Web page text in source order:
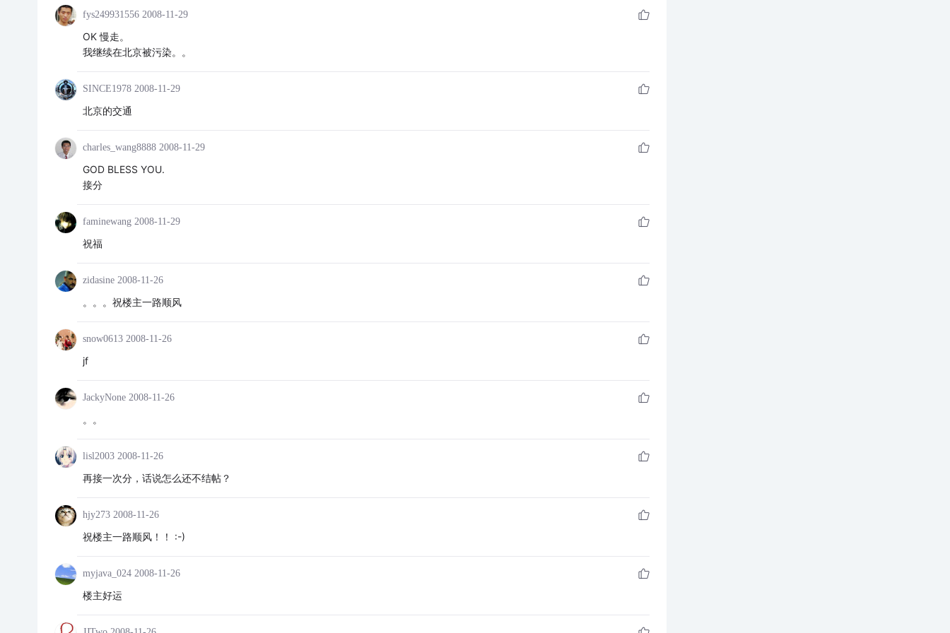
fys249931556 2008-11-29
OK 慢走。
我继续在北京被污染。。
SINCE1978 2008-11-29
北京的交通
charles_wang8888 2008-11-29
GOD BLESS YOU.
接分
faminewang 2008-11-29
祝福
zidasine 2008-11-26
。。。祝楼主一路顺风
snow0613 2008-11-26
jf
JackyNone 2008-11-26
。。
lisl2003 2008-11-26
再接一次分，话说怎么还不结帖？
hjy273 2008-11-26
祝楼主一路顺风！！ :-)
myjava_024 2008-11-26
楼主好运